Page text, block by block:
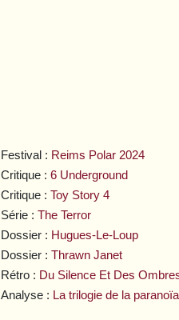
Festival : Reims Polar 2024
Critique :6 Underground
Critique :Toy Story 4
Série :The Terror
Dossier : Hugues-Le-Loup
Dossier :Thrawn Janet
Rétro : Du Silence Et Des
Analyse : La trilogie de la paranoïa